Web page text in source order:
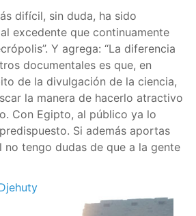
difícil, sin duda, ha sido
excedente que continuamente
Y agrega: “La diferencia
documentales es que, en
de la divulgación de la ciencia,
la manera de hacerlo atractivo
Con Egipto, al público ya lo
Si además aportas
no tengo dudas de que a la gente